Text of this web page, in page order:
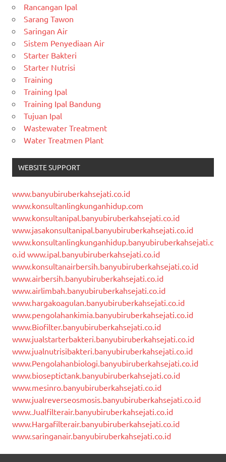
Rancangan Ipal
Sarang Tawon
Saringan Air
Sistem Penyediaan Air
Starter Bakteri
Starter Nutrisi
Training
Training Ipal
Training Ipal Bandung
Tujuan Ipal
Wastewater Treatment
Water Treatmen Plant
WEBSITE SUPPORT
www.banyubiruberkahsejati.co.id
www.konsultanlingkunganhidup.com
www.konsultanipal.banyubiruberkahsejati.co.id
www.jasakonsultanipal.banyubiruberkahsejati.co.id
www.konsultanlingkunganhidup.banyubiruberkahsejati.c
o.id www.ipal.banyubiruberkahsejati.co.id
www.konsultanairbersih.banyubiruberkahsejati.co.id
www.airbersih.banyubiruberkahsejati.co.id
www.airlimbah.banyubiruberkahsejati.co.id
www.hargakoagulan.banyubiruberkahsejati.co.id
www.pengolahankimia.banyubiruberkahsejati.co.id
www.Biofilter.banyubiruberkahsejati.co.id
www.jualstarterbakteri.banyubiruberkahsejati.co.id
www.jualnutrisibakteri.banyubiruberkahsejati.co.id
www.Pengolahanbiologi.banyubiruberkahsejati.co.id
www.bioseptictank.banyubiruberkahsejati.co.id
www.mesinro.banyubiruberkahsejati.co.id
www.jualreverseosmosis.banyubiruberkahsejati.co.id
www.Jualfilterair.banyubiruberkahsejati.co.id
www.Hargafilterair.banyubiruberkahsejati.co.id
www.saringanair.banyubiruberkahsejati.co.id